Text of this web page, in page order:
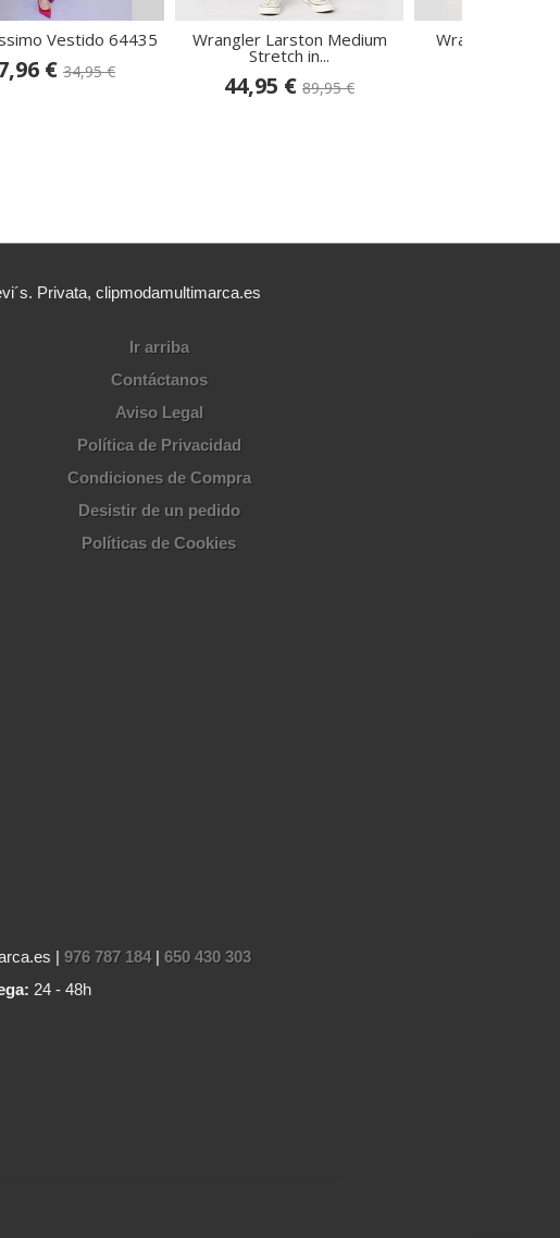
Vestido 64435
€ 34,95 €
Wrangler Larston Medium
Stretch in...
44,95 € 89,95 €
Wrangler
Privata, clipmodamultimarca.es
Ir arriba
Contáctanos
Aviso Legal
Política de Privacidad
Condiciones de Compra
Desistir de un pedido
Políticas de Cookies
| 976 787 184| 650 430 303
24 - 48h